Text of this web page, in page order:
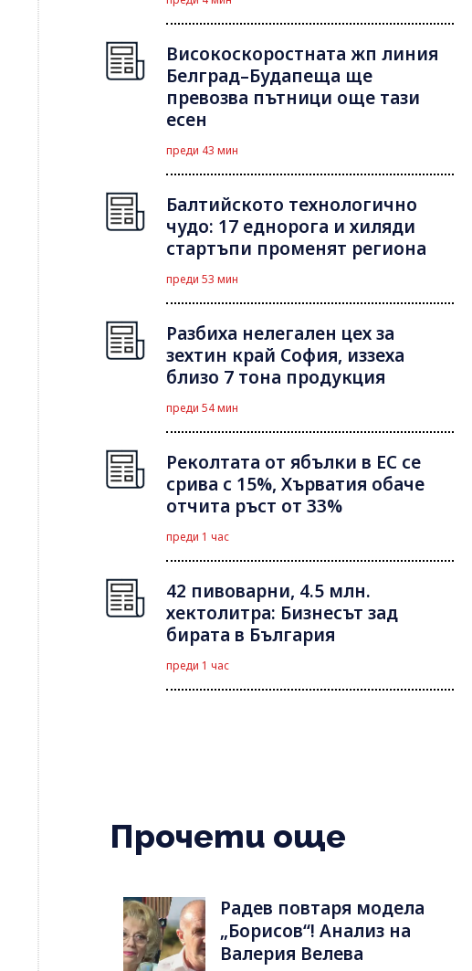
Високоскоростната жп линия
Белград–Будапеща ще
превозва пътници още тази
есен
преди 43 мин
Балтийското технологично
чудо: 17 еднорога и хиляди
стартъпи променят региона
преди 53 мин
Разбиха нелегален цех за
зехтин край София, иззеха
близо 7 тона продукция
преди 54 мин
Реколтата от ябълки в ЕС се
срива с 15%, Хърватия обаче
отчита ръст от 33%
преди 1 час
42 пивоварни, 4.5 млн.
хектолитра: Бизнесът зад
бирата в България
преди 1 час
Прочети още
Радев повтаря модела
„Борисов“! Анализ на
Валерия Велева